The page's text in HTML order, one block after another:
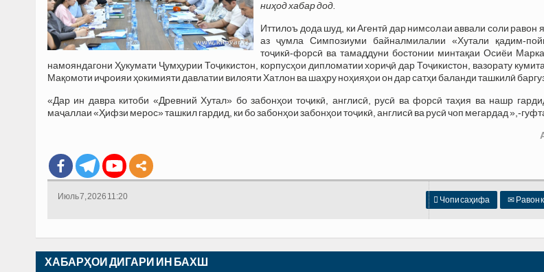
ниҳод хабар дод.
Иттилоъ дода шуд, ки Агентӣ дар нимсолаи аввали соли равон
аз ҷумла Симпозиуми байналмилалии «Хутали қадим-
тоҷикӣ-форсӣ ва тамаддуни бостонии минтақаи Осиёи
намояндагони Ҳукумати Ҷумҳурии Тоҷикистон, корпусҳои дипломатии хориҷӣ дар Тоҷикистон, вазорату
Мақомоти иҷроияи ҳокимияти давлатии вилояти Хатлон ва шаҳру ноҳияҳои он дар сатҳи баланди ташкилӣ
«Дар ин давра китоби «Древний Хутал» бо забонҳои тоҷикӣ, англисӣ, русӣ ва форсӣ таҳия ва нашр
маҷаллаи «Ҳифзи мерос» ташкил гардид, ки бо забонҳои забонҳои тоҷикӣ, англисӣ ва русӣ чоп мегардад »,-
 Чопи саҳифа ✉ Равон
Июль 7, 2026 11:20
ХАБАРҲОИ ДИГАРИ ИН БАХШ